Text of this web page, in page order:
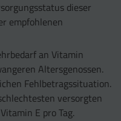
dieser
empfohlenen
an Vitamin
Altersgenossen.
Fehlbetragssituation.
versorgten
E pro Tag.